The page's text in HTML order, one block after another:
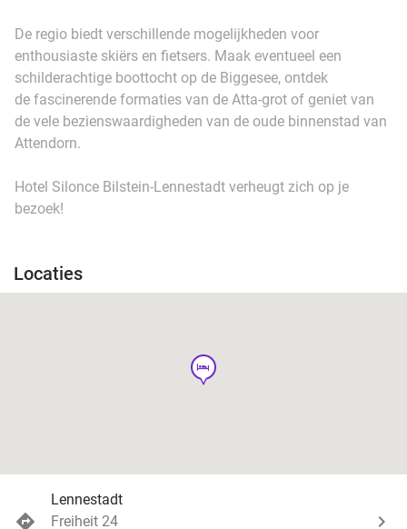
De regio biedt verschillende mogelijkheden voor
enthousiaste skiërs en fietsers. Maak eventueel een
schilderachtige boottocht op de Biggesee, ontdek
de fascinerende formaties van de Atta-grot of geniet van
de vele bezienswaardigheden van de oude binnenstad van
Attendorn.
Hotel Silonce Bilstein-Lennestadt verheugt zich op je
bezoek!
Locaties
hotel
Lennestadt
Freiheit 24